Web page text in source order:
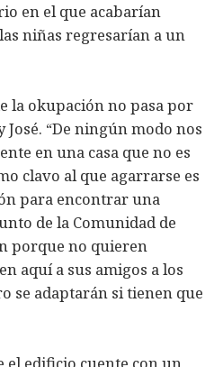
en el que acabarían
niñas regresarían a un
la okupación no pasa por
José. “De ningún modo nos
en una casa que no es
clavo al que agarrarse es
para encontrar una
de la Comunidad de
porque no quieren
aquí a sus amigos a los
se adaptarán si tienen que